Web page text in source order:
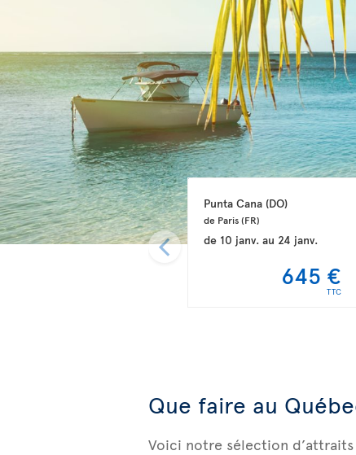
Punta Cana (DO)
de Paris (FR)
de 10 janv.au 24 janv.
645 €
TTC
Que faire au
Voici notre sélection